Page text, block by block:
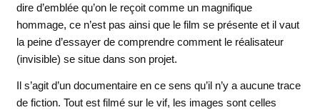
dire d’emblée qu’on le reçoit comme un magnifique
hommage, ce n’est pas ainsi que le film se présente et il vaut
la peine d’essayer de comprendre comment le réalisateur
(invisible) se situe dans son projet.
Il s’agit d’un documentaire en ce sens qu’il n’y a aucune trace
de fiction. Tout est filmé sur le vif, les images sont celles